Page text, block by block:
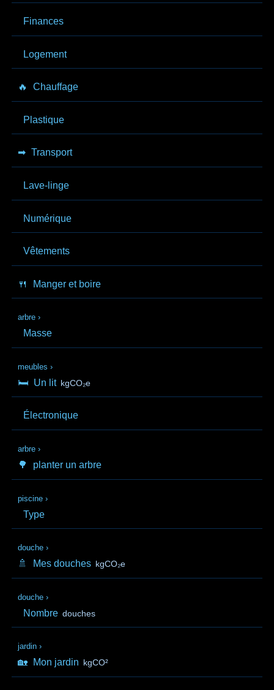
Finances
Logement
🔥 Chauffage
Plastique
➡ Transport
Lave-linge
Numérique
Vêtements
🍴 Manger et boire
arbre ›
Masse
meubles ›
🛏️ Un lit kgCO₂e
Électronique
arbre ›
🌳 planter un arbre
piscine ›
Type
douche ›
🚿 Mes douches kgCO₂e
douche ›
Nombre douches
jardin ›
🏡 Mon jardin kgCO²